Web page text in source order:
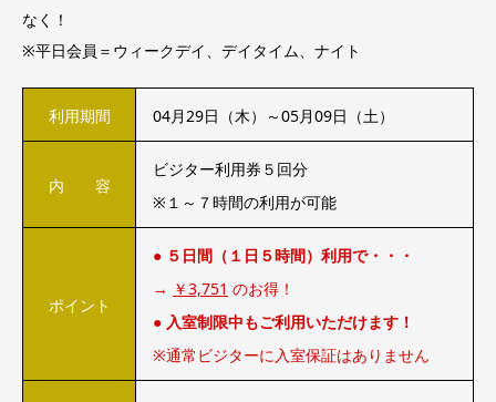
なく！
※平日会員＝ウィークデイ、デイタイム、ナイト
利用期間 04月29日（木）～05月09日（土）
内 容
ビジター利用券５回分
※１～７時間の利用が可能
ポイント
● ５日間（１日５時間）利用で・・・
→ ￥3,751 のお得！
● 入室制限中もご利用いただけます！
※通常ビジターに入室保証はありません